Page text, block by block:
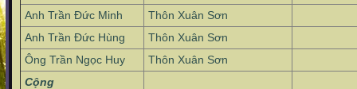
Anh Trần Đức Minh
Thôn Xuân Sơn
Anh Trần Đức Hùng
Thôn Xuân Sơn
Ông Trần Ngọc Huy
Thôn Xuân Sơn
Cộng